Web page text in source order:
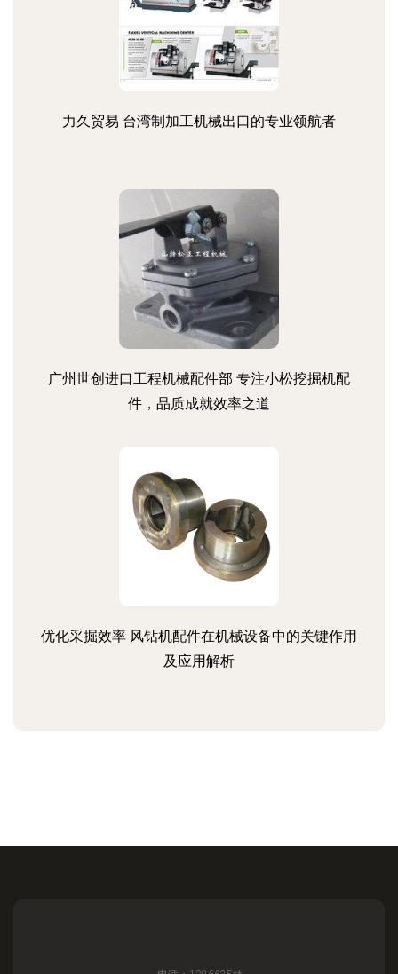
力久贸易 台湾制加工机械出口的专业领航者
广州世创进口工程机械配件部 专注小松挖掘机配
件，品质成就效率之道
优化采掘效率 风钻机配件在机械设备中的关键作用
及应用解析